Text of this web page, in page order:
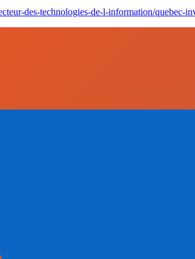
des-technologies-de-l-information/quebec-